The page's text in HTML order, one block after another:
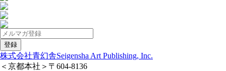
株式会社青幻舎Seigensha Art Publishing, Inc.
＜京都本社＞ 〒604-8136